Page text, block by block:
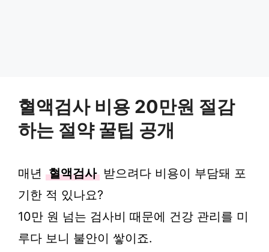
혈액검사 비용 20만원 절감
하는 절약 꿀팁 공개
매년 혈액검사 받으려다 비용이 부담돼 포
기한 적 있나요?
10만 원 넘는 검사비 때문에 건강 관리를 미
루다 보니 불안이 쌓이죠.